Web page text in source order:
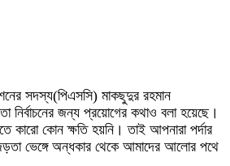
সদস্য(পিএসসি) মাকছুদুর রহমান
জন্য প্রয়োগের কথাও বলা হয়েছে।
কারো কোন ক্ষতি হয়নি। তাই আপনারা পর্দার
জড়তা ভেঙ্গে অন্ধকার থেকে আমাদের আলোর পথে